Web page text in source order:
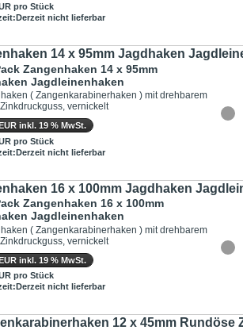
pro Stück
nicht lieferbar
Zangenhaken 14 x 95mm
Jagdleinenhaken
( Zangenkarabinerhaken ) mit drehbarem
vernickelt
inkl. 19 % MwSt.
pro Stück
nicht lieferbar
Zangenhaken 16 x 100mm
Jagdleinenhaken
( Zangenkarabinerhaken ) mit drehbarem
vernickelt
inkl. 19 % MwSt.
pro Stück
nicht lieferbar